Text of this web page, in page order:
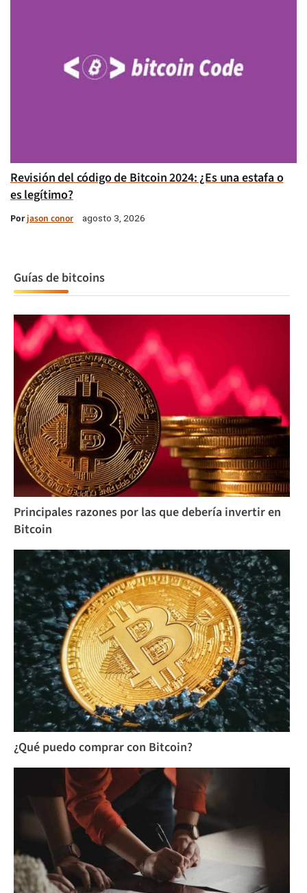
Revisión del código de Bitcoin 2024: ¿Es una estafa o
es legítimo?
Porjason conor agosto 3, 2026
Guías de bitcoins
Principales razones por las que debería invertir en
Bitcoin
¿Qué puedo comprar con Bitcoin?